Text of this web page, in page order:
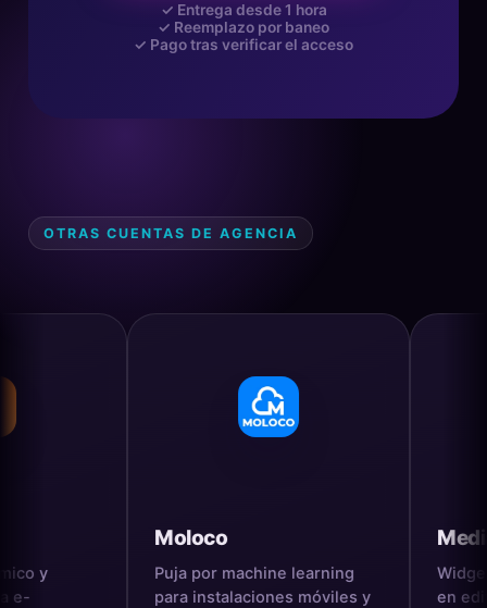
✓ Entrega desde 1 hora
✓ Reemplazo por baneo
✓ Pago tras verificar el acceso
OTRAS CUENTAS DE AGENCIA
Moloco
Puja por machine learning
para instalaciones móviles y
MediaGo
Widgets de
en editores